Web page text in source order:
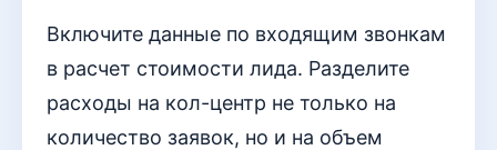
Включите данные по входящим звонкам
в расчет стоимости лида. Разделите
расходы на кол-центр не только на
количество заявок, но и на объем